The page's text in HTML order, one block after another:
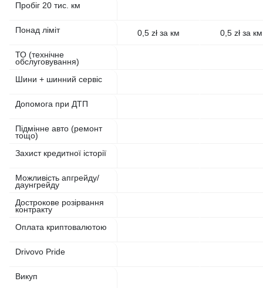
Пробіг 20 тис. км
Понад ліміт
ТО (технічне
обслуговування)
Шини + шинний сервіс
Допомога при ДТП
Підмінне авто (ремонт
тощо)
Захист кредитної історії
Можливість апгрейду/
даунгрейду
Дострокове розірвання
контракту
Оплата криптовалютою
Drivovo Pride
Викуп
0,5 zł за км 0,5 zł за км